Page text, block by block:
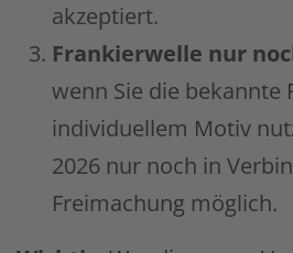
akzeptiert.
Frankierwelle nur
wenn Sie die bekannte
individuellem Motiv
2026 nur noch in
Freimachung möglich.